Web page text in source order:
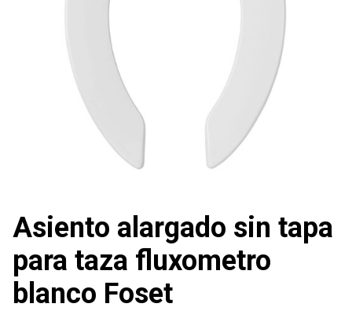
Asiento alargado sin tapa
para taza fluxometro
blanco Foset